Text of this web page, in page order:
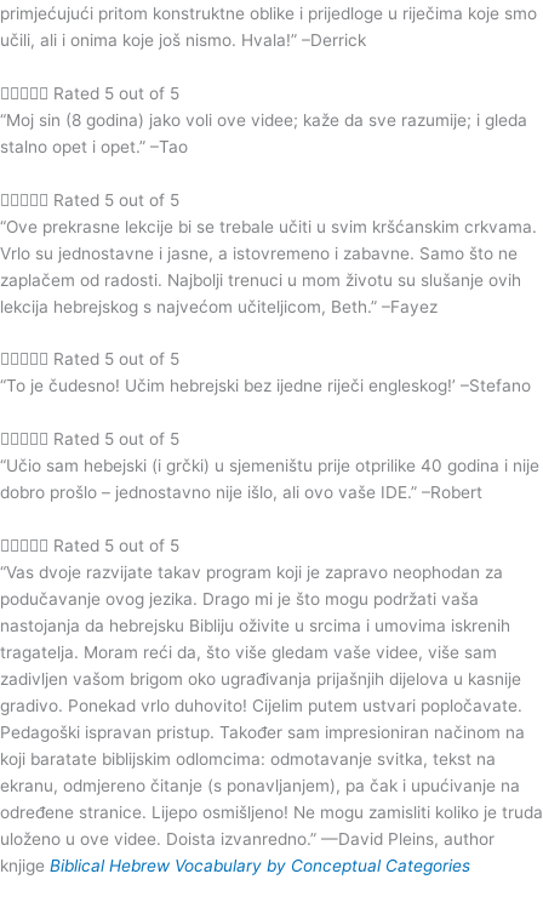
primjećujući pritom konstruktne oblike i prijedloge u riječima koje smo
učili, ali i onima koje još nismo. Hvala!” –Derrick
 Rated 5 out of 5
“Moj sin (8 godina) jako voli ove videe; kaže da sve razumije; i gleda
stalno opet i opet.” –Tao
 Rated 5 out of 5
“Ove prekrasne lekcije bi se trebale učiti u svim kršćanskim crkvama.
Vrlo su jednostavne i jasne, a istovremeno i zabavne. Samo što ne
zaplačem od radosti. Najbolji trenuci u mom životu su slušanje ovih
lekcija hebrejskog s najvećom učiteljicom, Beth.” –Fayez
 Rated 5 out of 5
“To je čudesno! Učim hebrejski bez ijedne riječi engleskog!’ –Stefano
 Rated 5 out of 5
“Učio sam hebejski (i grčki) u sjemeništu prije otprilike 40 godina i nije
dobro prošlo – jednostavno nije išlo, ali ovo vaše IDE.” –Robert
 Rated 5 out of 5
“Vas dvoje razvijate takav program koji je zapravo neophodan za
podučavanje ovog jezika. Drago mi je što mogu podržati vaša
nastojanja da hebrejsku Bibliju oživite u srcima i umovima iskrenih
tragatelja. Moram reći da, što više gledam vaše videe, više sam
zadivljen vašom brigom oko ugrađivanja prijašnjih dijelova u kasnije
gradivo. Ponekad vrlo duhovito! Cijelim putem ustvari popločavate.
Pedagoški ispravan pristup. Također sam impresioniran načinom na
koji baratate biblijskim odlomcima: odmotavanje svitka, tekst na
ekranu, odmjereno čitanje (s ponavljanjem), pa čak i upućivanje na
određene stranice. Lijepo osmišljeno! Ne mogu zamisliti koliko je truda
uloženo u ove videe. Doista izvanredno.” —David Pleins, author
knjige Biblical Hebrew Vocabulary by Conceptual Categories